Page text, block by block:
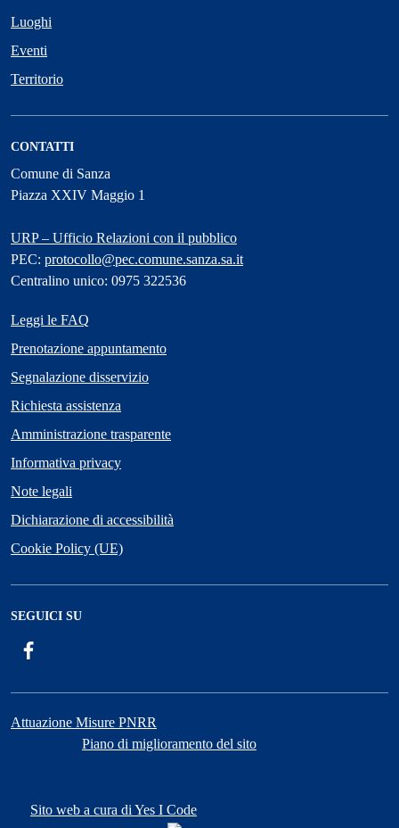
Luoghi
Eventi
Territorio
CONTATTI
Comune di Sanza
Piazza XXIV Maggio 1
URP – Ufficio Relazioni con il pubblico
PEC: protocollo@pec.comune.sanza.sa.it
Centralino unico: 0975 322536
Leggi le FAQ
Prenotazione appuntamento
Segnalazione disservizio
Richiesta assistenza
Amministrazione trasparente
Informativa privacy
Note legali
Dichiarazione di accessibilità
Cookie Policy (UE)
SEGUICI SU
Attuazione Misure PNRR
Piano di miglioramento del sito
Sito web a cura di Yes I Code